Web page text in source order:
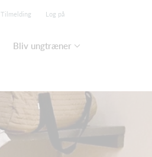
Tilmelding Log på
Bliv ungtræner